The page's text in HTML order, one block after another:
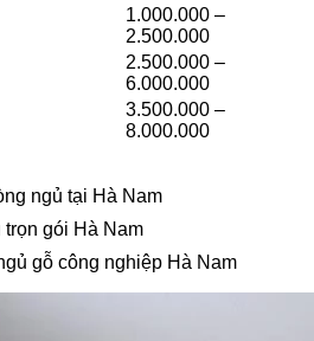
1.000.000 –
2.500.000
2.500.000 –
6.000.000
3.500.000 –
8.000.000
ngủ tại Hà Nam
gói Hà Nam
gỗ công nghiệp Hà Nam